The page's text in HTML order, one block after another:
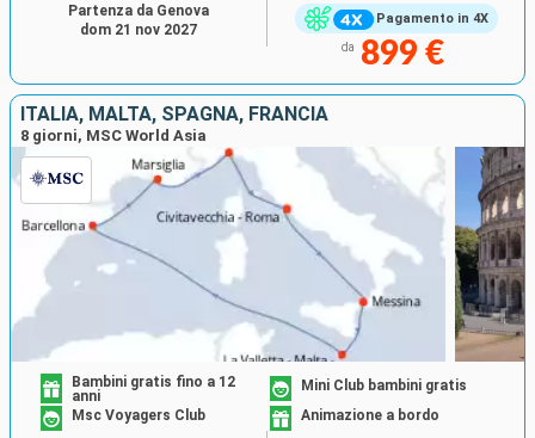
Pagamento in 4X
da 899 €
Partenza da Genova
dom 21 nov 2027
ITALIA, MALTA, SPAGNA, FRANCIA
8 giorni, MSC World Asia
Bambini gratis fino a 12
anni
Mini Club bambini gratis
Msc Voyagers Club
Animazione a bordo